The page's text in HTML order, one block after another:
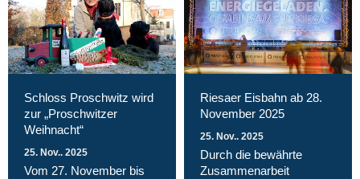
Schloss Proschwitz wird
zur „Proschwitzer
Weihnacht“
25. Nov.. 2025
Vom 27. November bis
Riesaer Eisbahn ab 28.
November 2025
25. Nov.. 2025
Durch die bewährte
Zusammenarbeit